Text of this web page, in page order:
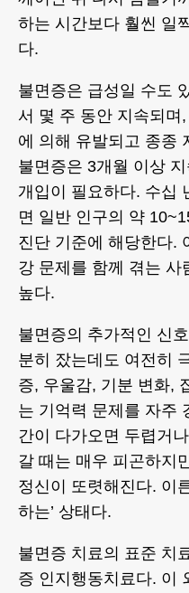
하는 시간보다 훨씬 일
다.
불면증은 급성일 수도
서 몇 주 동안 지속되며
에 의해 유발되고 종종
불면증은 3개월 이상
개입이 필요하다. 수십
면 일반 인구의 약
진단 기준에 해당한다.
강 문제를 함께 겪는 사
높다.
불면증의 추가적인 신
분히 잤는데도 여전히
증, 우울감, 기분 변화,
는 기억력 문제를 자주
간이 다가오면 두렵거
갈 때는 매우 피곤하지
정신이 또렷해진다. 이
하는’ 상태다.
불면증 치료의 표준 치
증 인지행동치료다. 이